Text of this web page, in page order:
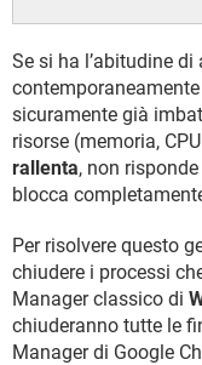
Se si ha l’abitudine
sicuramente già
risorse (memoria,
rallenta, non
blocca
Per risolvere questo
chiudere i processi
Manager classico di
chiuderanno tutte le
Manager di Google